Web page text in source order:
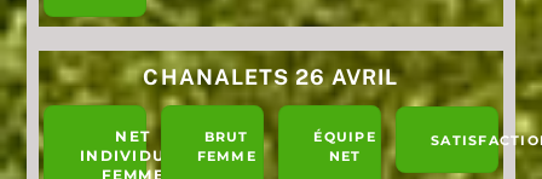
CHANALETS 26 AVRIL
NET
INDIVIDUEL
FEMME
BRUT
FEMME
ÉQUIPE
NET